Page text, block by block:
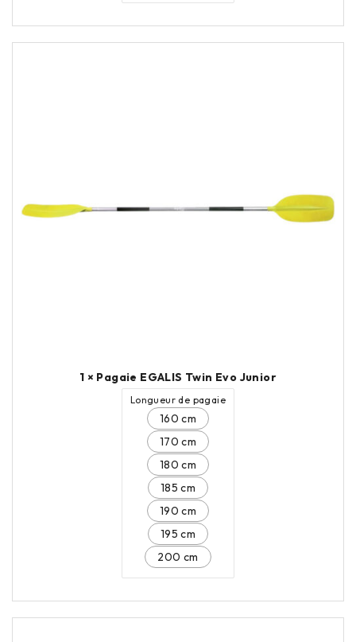
1 × Pagaie EGALIS Twin Evo Junior
Longueur de pagaie
160 cm
170 cm
180 cm
185 cm
190 cm
195 cm
200 cm